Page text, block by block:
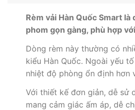
Rèm vải Hàn Quốc Smart
phom gọn gàng, phù hợp
Dòng rèm này thường có
kiểu Hàn Quốc. Ngoài yếu
nhiệt độ phòng ổn định hơn
Với thiết kế đơn giản, dễ sử
mang cảm giác ấm áp, dễ